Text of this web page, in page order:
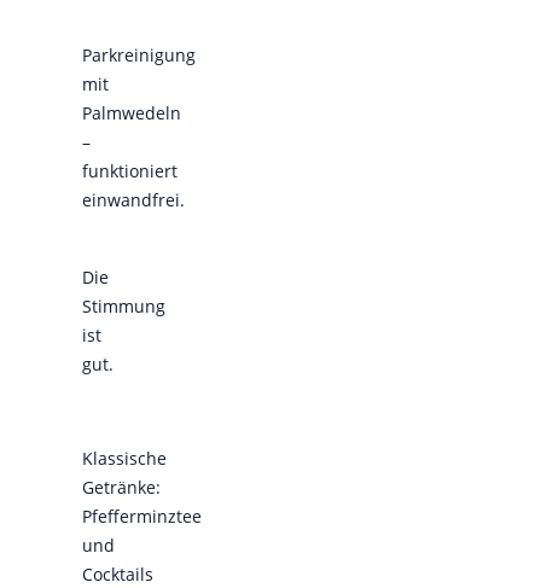
Parkreinigung
mit
Palmwedeln
–
funktioniert
einwandfrei.
Die
Stimmung
ist
gut.
Klassische
Getränke:
Pfefferminztee
und
Cocktails